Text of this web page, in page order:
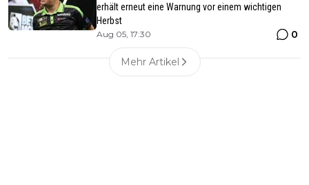
erhält erneut eine Warnung vor einem wichtigen
Herbst
Aug 05, 17:30 0
Mehr Artikel